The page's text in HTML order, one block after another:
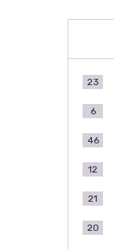
23
6
46
12
21
20